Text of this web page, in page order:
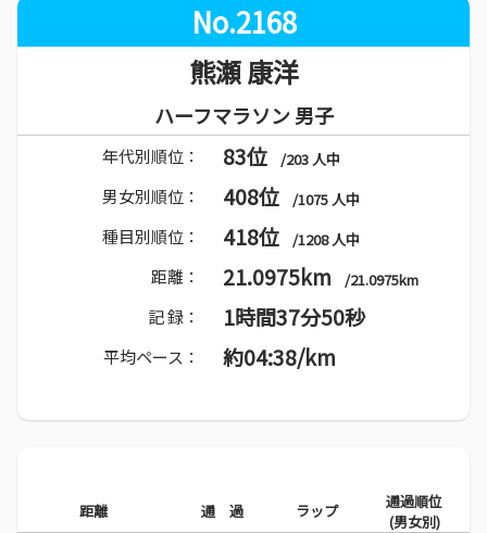
No.2168
熊瀬 康洋
ハーフマラソン 男子
年代別順位： 83位 /203 人中
男女別順位： 408位 /1075 人中
種目別順位： 418位 /1208 人中
距離： 21.0975km /21.0975km
記 録： 1時間37分50秒
平均ペース： 約04:38/km
距離 通 過 ラップ
通過順位
(男女別)